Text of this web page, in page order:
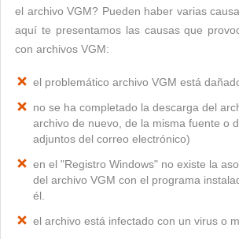
el archivo VGM? Pueden haber varias
aquí te presentamos las causas que
con archivos VGM:
el problemático archivo VGM está
no se ha completado la descarga del
archivo de nuevo, de la misma fuente o
adjuntos del correo electrónico)
en el "Registro Windows" no existe la
del archivo VGM con el programa
él.
el archivo está infectado con un virus o